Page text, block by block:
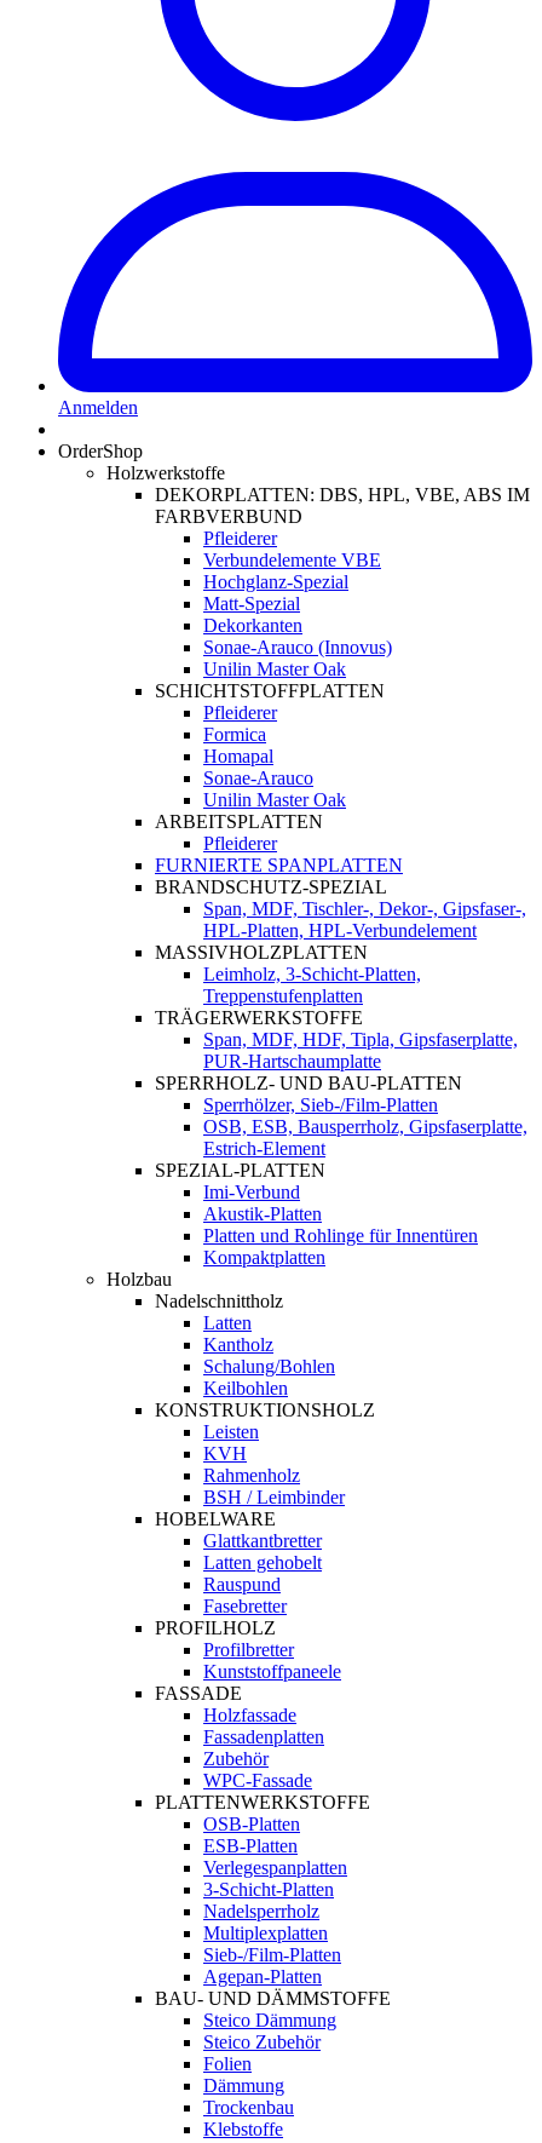
Anmelden
OrderShop
Holzwerkstoffe
DEKORPLATTEN: DBS, HPL, VBE, ABS IM
FARBVERBUND
Pfleiderer
Verbundelemente VBE
Hochglanz-Spezial
Matt-Spezial
Dekorkanten
Sonae-Arauco (Innovus)
Unilin Master Oak
SCHICHTSTOFFPLATTEN
Pfleiderer
Formica
Homapal
Sonae-Arauco
Unilin Master Oak
ARBEITSPLATTEN
Pfleiderer
FURNIERTE SPANPLATTEN
BRANDSCHUTZ-SPEZIAL
Span, MDF, Tischler-, Dekor-, Gipsfaser-,
HPL-Platten, HPL-Verbundelement
MASSIVHOLZPLATTEN
Leimholz, 3-Schicht-Platten,
Treppenstufenplatten
TRÄGERWERKSTOFFE
Span, MDF, HDF, Tipla, Gipsfaserplatte,
PUR-Hartschaumplatte
SPERRHOLZ- UND BAU-PLATTEN
Sperrhölzer, Sieb-/Film-Platten
OSB, ESB, Bausperrholz, Gipsfaserplatte,
Estrich-Element
SPEZIAL-PLATTEN
Imi-Verbund
Akustik-Platten
Platten und Rohlinge für Innentüren
Kompaktplatten
Holzbau
Nadelschnittholz
Latten
Kantholz
Schalung/Bohlen
Keilbohlen
KONSTRUKTIONSHOLZ
Leisten
KVH
Rahmenholz
BSH / Leimbinder
HOBELWARE
Glattkantbretter
Latten gehobelt
Rauspund
Fasebretter
PROFILHOLZ
Profilbretter
Kunststoffpaneele
FASSADE
Holzfassade
Fassadenplatten
Zubehör
WPC-Fassade
PLATTENWERKSTOFFE
OSB-Platten
ESB-Platten
Verlegespanplatten
3-Schicht-Platten
Nadelsperrholz
Multiplexplatten
Sieb-/Film-Platten
Agepan-Platten
BAU- UND DÄMMSTOFFE
Steico Dämmung
Steico Zubehör
Folien
Dämmung
Trockenbau
Klebstoffe